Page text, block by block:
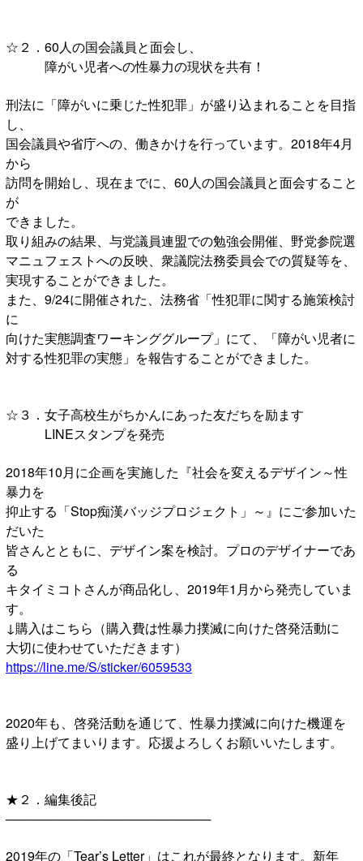
☆２．60人の国会議員と面会し、
障がい児者への性暴力の現状を共有！
刑法に「障がいに乗じた性犯罪」が盛り込まれることを目指
し、
国会議員や省庁への、働きかけを行っています。2018年4月
から
訪問を開始し、現在までに、60人の国会議員と面会すること
が
できました。
取り組みの結果、与党議員連盟での勉強会開催、野党参院選
マニュフェストへの反映、衆議院法務委員会での質疑等を、
実現することができました。
また、9/24に開催された、法務省「性犯罪に関する施策検討
に
向けた実態調査ワーキンググループ」にて、「障がい児者に
対する性犯罪の実態」を報告することができました。
☆３．女子高校生がちかんにあった友だちを励ます
LINEスタンプを発売
2018年10月に企画を実施した『社会を変えるデザイン～性
暴力を
抑止する「Stop痴漢バッジプロジェクト」～』にご参加いた
だいた
皆さんとともに、デザイン案を検討。プロのデザイナーであ
る
キタイミコトさんが商品化し、2019年1月から発売していま
す。
↓購入はこちら（購入費は性暴力撲滅に向けた啓発活動に
大切に使わせていただきます）
https://line.me/S/sticker/6059533
2020年も、啓発活動を通じて、性暴力撲滅に向けた機運を
盛り上げてまいります。応援よろしくお願いいたします。
★２．編集後記
───────────────────────
2019年の「Tear’s Letter」はこれが最終となります。新年